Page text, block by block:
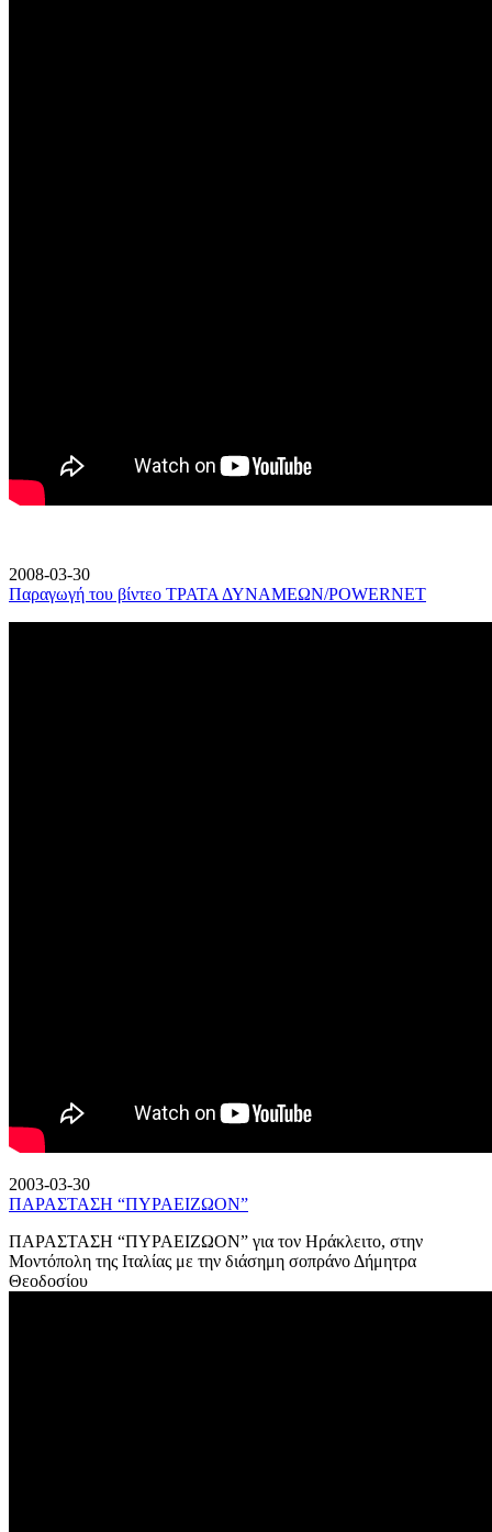
2008-03-30
Παραγωγή του βίντεο ΤΡΑΤΑ ΔΥΝΑΜΕΩΝ/POWERNET
2003-03-30
ΠΑΡΑΣΤΑΣΗ “ΠΥΡΑΕΙΖΩΟΝ”
ΠΑΡΑΣΤΑΣΗ “ΠΥΡΑΕΙΖΩΟΝ” για τον Ηράκλειτο, στην
Μοντόπολη της Ιταλίας με την διάσημη σοπράνο Δήμητρα
Θεοδοσίου